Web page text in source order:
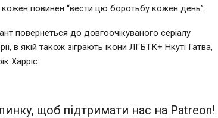
повинен “вести цю боротьбу кожен день”.
повернеться до довгоочікуваного серіалу
в якій також зіграють ікони ЛГБТК+ Нкуті Гатва,
Харріс.
щоб підтримати нас на Patreon!